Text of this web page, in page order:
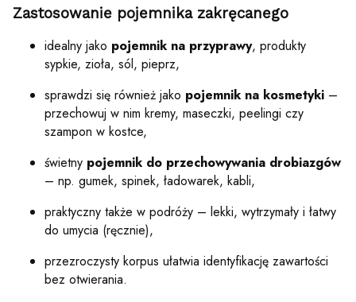
Zastosowanie pojemnika zakręcanego
idealny jako pojemnik na przyprawy, produkty
sypkie, zioła, sól, pieprz,
sprawdzi się również jako pojemnik na kosmetyki –
przechowuj w nim kremy, maseczki, peelingi czy
szampon w kostce,
świetny pojemnik do przechowywania drobiazgów
– np. gumek, spinek, ładowarek, kabli,
praktyczny także w podróży – lekki, wytrzymały i łatwy
do umycia (ręcznie),
przezroczysty korpus ułatwia identyfikację zawartości
bez otwierania.